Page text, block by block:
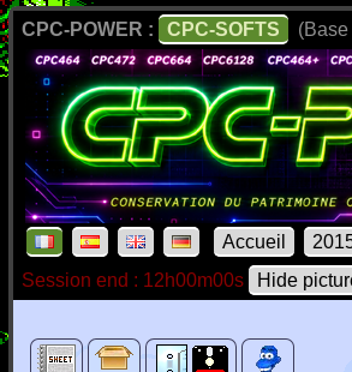
CPC-POWER : CPC-SOFTS
Accueil
Session end : 12h00m00s
Hide